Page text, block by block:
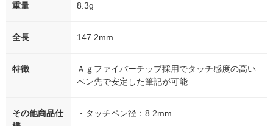
重量 8.3g
全長 147.2mm
特徴
Ａｇファイバーチップ採用でタッチ感度の高い
ペン先で安定した筆記が可能
その他商品仕
・タッチペン径：8.2mm